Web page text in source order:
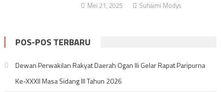
Mei 21, 2025 Suhaimi Modys
POS-POS TERBARU
Dewan Perwakilan Rakyat Daerah Ogan Ili Gelar Rapat Paripurna
Ke-XXXII Masa Sidang III Tahun 2026